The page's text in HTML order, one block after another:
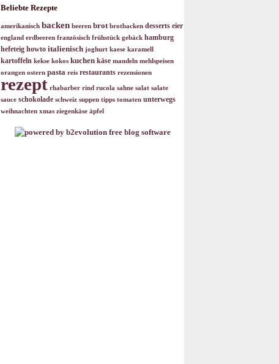
Beliebte Rezepte
amerikanisch backen beeren brot brotbacken desserts eier
england erdbeeren französisch frühstück gebäck hamburg
hefeteig howto italienisch joghurt kaese karamell
kartoffeln kekse kokos kuchen käse mandeln mehlspeisen
orangen ostern pasta reis restaurants rezensionen
rezept rhabarber rind rucola sahne salat salate
sauce schokolade schweiz suppen tipps tomaten unterwegs
weihnachten xmas ziegenkäse äpfel